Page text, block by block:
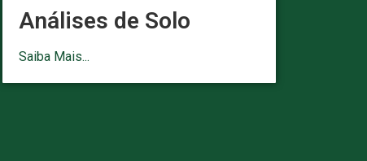
Análises de Solo
Saiba Mais...